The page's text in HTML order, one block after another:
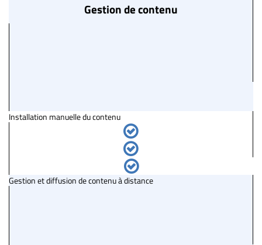
Gestion de contenu
Installation manuelle du contenu
Gestion et diffusion de contenu à distance